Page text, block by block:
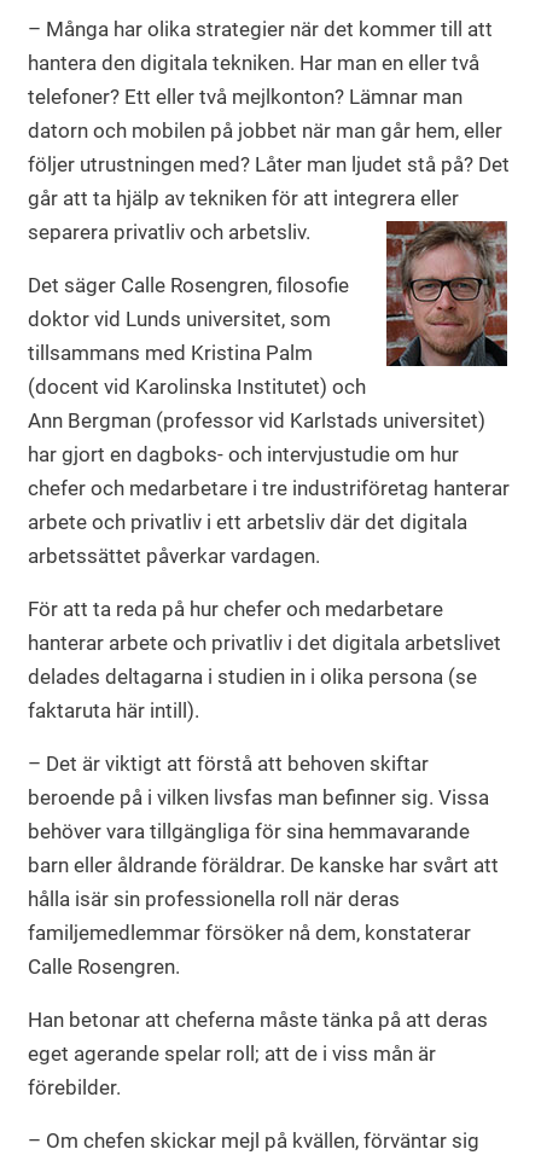
– Många har olika strategier när det kommer till att
hantera den digitala tekniken. Har man en eller två
telefoner? Ett eller två mejlkonton? Lämnar man
datorn och mobilen på jobbet när man går hem, eller
följer utrustningen med? Låter man ljudet stå på? Det
går att ta hjälp av tekniken för att integrera eller
separera privatliv och arbetsliv.
Det säger Calle Rosengren, filosofie
doktor vid Lunds universitet, som
tillsammans med Kristina Palm
(docent vid Karolinska Institutet) och
Ann Bergman (professor vid Karlstads universitet)
har gjort en dagboks- och intervjustudie om hur
chefer och medarbetare i tre industriföretag hanterar
arbete och privatliv i ett arbetsliv där det digitala
arbetssättet påverkar vardagen.
För att ta reda på hur chefer och medarbetare
hanterar arbete och privatliv i det digitala arbetslivet
delades deltagarna i studien in i olika persona (se
faktaruta här intill).
– Det är viktigt att förstå att behoven skiftar
beroende på i vilken livsfas man befinner sig. Vissa
behöver vara tillgängliga för sina hemmavarande
barn eller åldrande föräldrar. De kanske har svårt att
hålla isär sin professionella roll när deras
familjemedlemmar försöker nå dem, konstaterar
Calle Rosengren.
Han betonar att cheferna måste tänka på att deras
eget agerande spelar roll; att de i viss mån är
förebilder.
– Om chefen skickar mejl på kvällen, förväntar sig